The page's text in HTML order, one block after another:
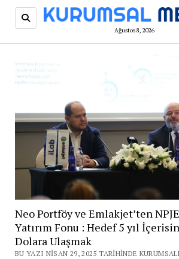
Ağustos 8, 2026
Neo Portföy ve Emlakjet’ten
Yatırım Fonu : Hedef 5 yıl
Dolara Ulaşmak
BU YAZI NISAN 29, 2025 TARIHINDE